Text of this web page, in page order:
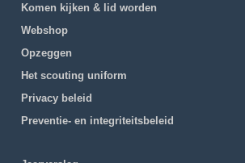
Komen kijken & lid worden
Webshop
Opzeggen
Het scouting uniform
Privacy beleid
Preventie- en integriteitsbeleid